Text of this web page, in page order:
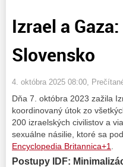
Izrael a
Slovensko
4. októbra 2025 08:00 ,
Dňa 7. októbra 2023 zažila
koordinovaný útok zo
200 izraelských civilistov a
sexuálne násilie, ktoré sa
Encyclopedia Britannica+1
Postupy IDF: